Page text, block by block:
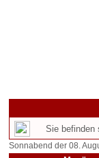
Sie befinden
Sonnabend der 08.